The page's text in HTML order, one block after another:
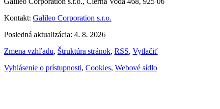
Kontakt: Galileo Corporation s.r.o.
Posledná aktualizácia: 4. 8. 2026
Zmena vzhľadu, Štruktúra stránok, RSS, Vytlačiť
Vyhlásenie o prístupnosti, Cookies, Webové sídlo